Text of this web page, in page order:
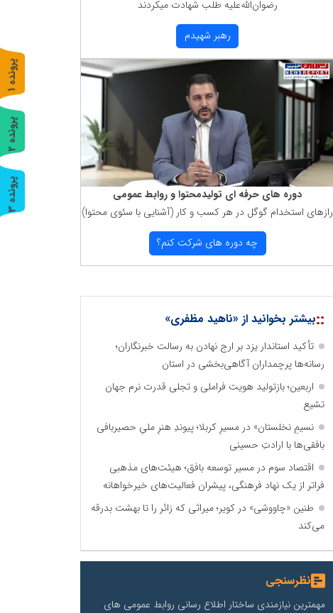
رضوان‌الله‌علیه طلب شهادت میكردند
رهبر شهیدم
دوره های حرفه ای تولیدمحتوا و روابط عمومی
رازهای استخدام گوگل در هر كسب و كار (آشنایی با سئوی محتوا)
چه دوره های شركت كنم؟
::بیشتر بخوانید از «ناهید مظفری»
تأکید استاندار یزد بر ارج نهادن به رسالت خبرنگاران؛
رسانه‌ها پرچمداران آگاهی‌بخشی در استان
اربعین؛ بازتولید هویت فراملی و تجلی قدرت نرم جهان
تشیع
نسیمِ نخلستان» در مسیرِ کربلا؛ پیوندِ هنرِ ملیِ حصیربافی
بافقی‌ها با ارادتِ حسینی
اقتصاد سوم در مسیر توسعه بافق؛ هیئت‌های مذهبی
فراتر از یک نهاد فرهنگی، پیشران فعالیت‌های خیرخواهانه
طنین «چاووشی» در کویر؛ میراثی که زائر را تا بهشت بدرقه
می‌کند
نظرسنجی
مهمترین نیازمندی ساختار اطلاع رسانی روابط عمومی های
پ
ر
و
ن
د
ه
1
پ
ر
و
ن
د
ه
2
پ
ر
و
ن
د
ه
3